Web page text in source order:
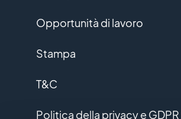
Opportunità di lavoro
Stampa
T&C
Politica della privacy e GDPR